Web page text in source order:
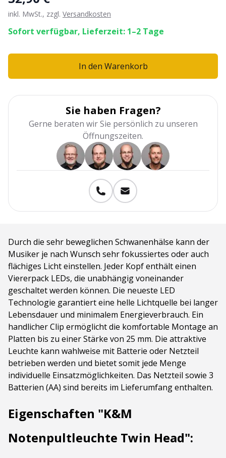
inkl. MwSt., zzgl. Versandkosten
Sofort verfügbar, Lieferzeit: 1–2 Tage
In den Warenkorb
Sie haben Fragen?
Gerne beraten wir Sie persönlich zu unseren
Öffnungszeiten.
Durch die sehr beweglichen Schwanenhälse kann der
Musiker je nach Wunsch sehr fokussiertes oder auch
flächiges Licht einstellen. Jeder Kopf enthält einen
Viererpack LEDs, die unabhängig voneinander
geschaltet werden können. Die neueste LED
Technologie garantiert eine helle Lichtquelle bei langer
Lebensdauer und minimalem Energieverbrauch. Ein
handlicher Clip ermöglicht die komfortable Montage an
Platten bis zu einer Stärke von 25 mm. Die attraktive
Leuchte kann wahlweise mit Batterie oder Netzteil
betrieben werden und bietet somit jede Menge
individuelle Einsatzmöglichkeiten. Das Netzteil sowie 3
Batterien (AA) sind bereits im Lieferumfang enthalten.
Eigenschaften "K&M
Notenpultleuchte Twin Head":